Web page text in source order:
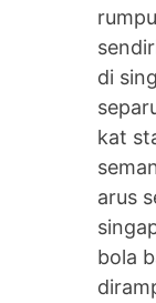
di
kat
arus
bola